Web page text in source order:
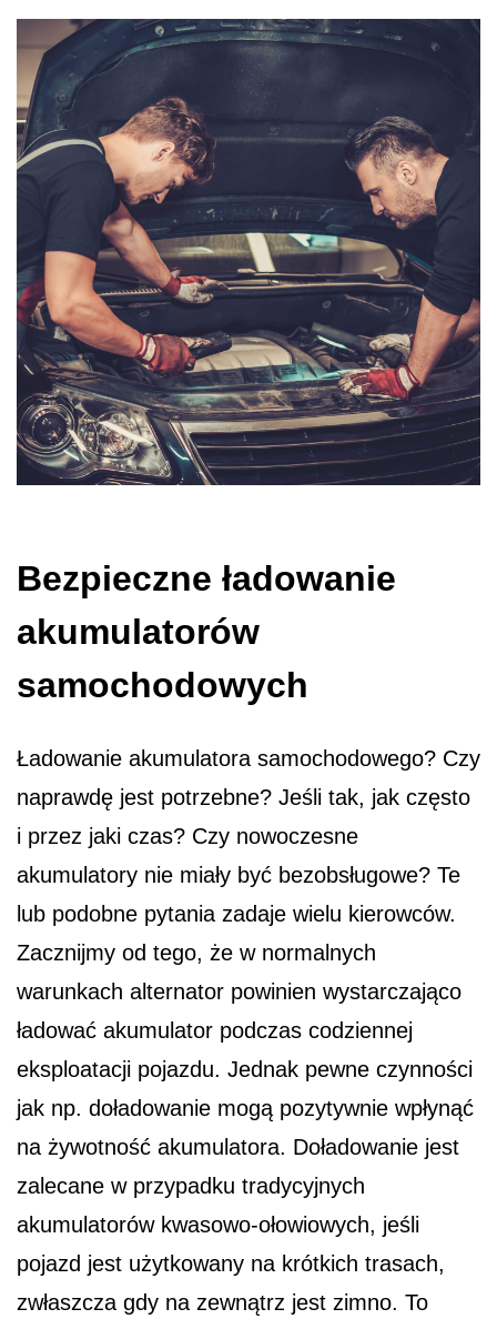
Bezpieczne ładowanie
akumulatorów
samochodowych
Ładowanie akumulatora samochodowego? Czy
naprawdę jest potrzebne? Jeśli tak, jak często
i przez jaki czas? Czy nowoczesne
akumulatory nie miały być bezobsługowe? Te
lub podobne pytania zadaje wielu kierowców.
Zacznijmy od tego, że w normalnych
warunkach alternator powinien wystarczająco
ładować akumulator podczas codziennej
eksploatacji pojazdu. Jednak pewne czynności
jak np. doładowanie mogą pozytywnie wpłynąć
na żywotność akumulatora. Doładowanie jest
zalecane w przypadku tradycyjnych
akumulatorów kwasowo-ołowiowych, jeśli
pojazd jest użytkowany na krótkich trasach,
zwłaszcza gdy na zewnątrz jest zimno. To